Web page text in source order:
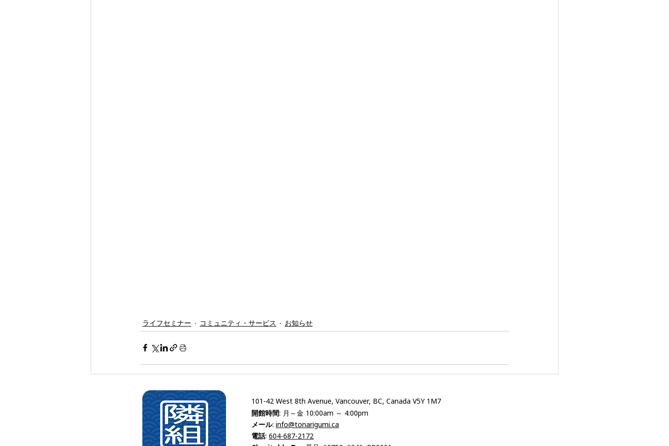
ライフセミナー コミュニティ・サービス お知らせ
101-42 West 8th Avenue, Vancouver, BC, Canada V5Y 1M7
開館時間: 月～金 10:00am ～ 4:00pm
メール: info@tonarigumi.ca
電話: 604-687-2172